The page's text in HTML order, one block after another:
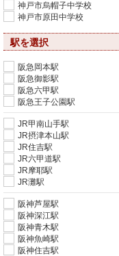
神戸市烏帽子中学校
神戸市原田中学校
駅を選択
阪急岡本駅
阪急御影駅
阪急六甲駅
阪急王子公園駅
JR甲南山手駅
JR摂津本山駅
JR住吉駅
JR六甲道駅
JR摩耶駅
JR灘駅
阪神芦屋駅
阪神深江駅
阪神青木駅
阪神魚崎駅
阪神住吉駅